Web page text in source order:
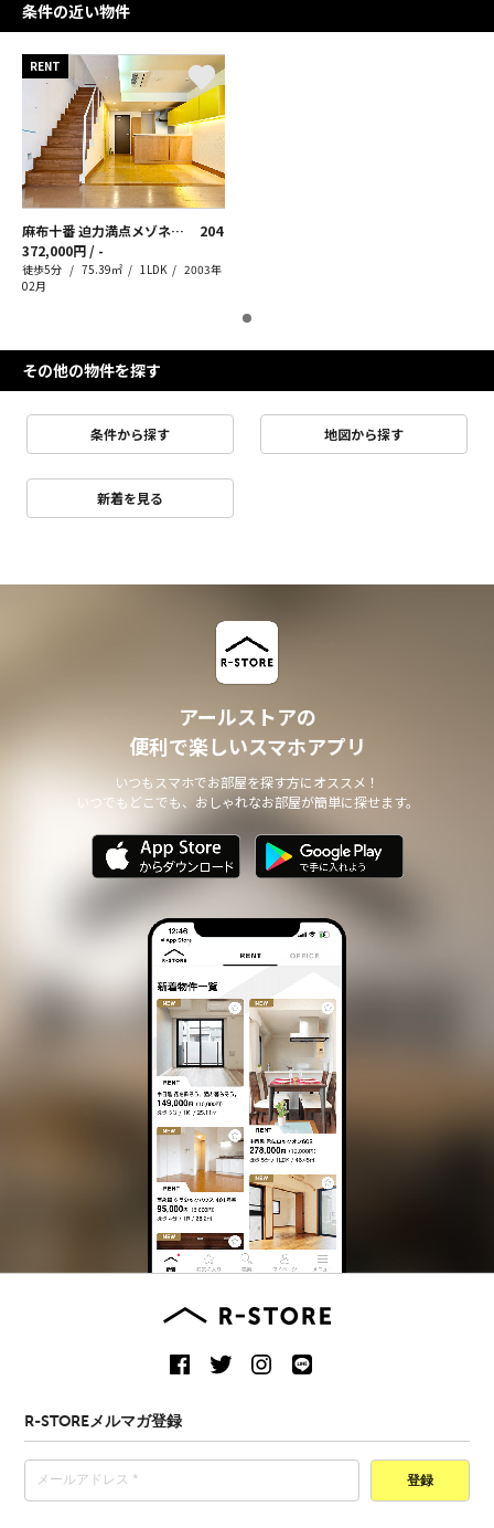
条件の近い物件
RENT
麻布十番 迫力満点メゾネット
204
372,000円 / -
徒歩5分 75.39㎡ 1LDK
2003年
02月
その他の物件を探す
条件から探す 地図から探す
新着を見る
アールストアの
便利で楽しいスマホアプリ
いつもスマホでお部屋を探す方にオススメ！
いつでもどこでも、おしゃれなお部屋が簡単に探せます。
R-STOREメルマガ登録
登録